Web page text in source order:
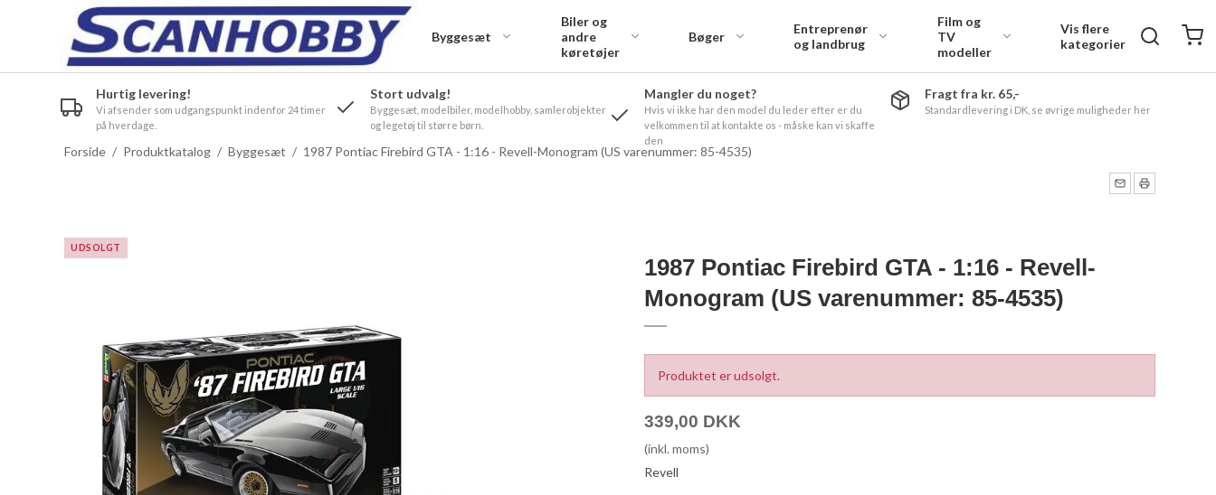
Byggesæt
Biler og
andre
køretøjer
Bøger
Entreprenør
og landbrug
Film og
TV
modeller
Vis flere
kategorier
Hurtig levering!
Vi afsender som udgangspunkt indenfor 24 timer
på hverdage.
Stort udvalg!
Byggesæt, modelbiler, modelhobby, samlerobjekter
og legetøj til større børn.
Mangler du noget?
Hvis vi ikke har den model du leder efter er du
velkommen til at kontakte os - måske kan vi skaffe
den
Fragt fra kr. 65,-
Standardlevering i DK, se øvrige muligheder her
Forside / Produktkatalog / Byggesæt / 1987 Pontiac Firebird GTA - 1:16 - Revell-Monogram (US varenummer: 85-4535)
UDSOLGT
1987 Pontiac Firebird GTA - 1:16 - Revell-
Monogram (US varenummer: 85-4535)
Produktet er udsolgt.
339,00 DKK
(inkl. moms)
Revell